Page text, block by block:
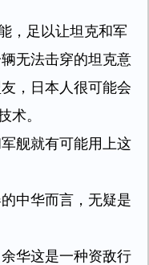
，足以让坦克和军
无法击穿的坦克意
，日本人很可能会
术。
舰就有可能用上这
中华而言，无疑是
华这是一种资敌行